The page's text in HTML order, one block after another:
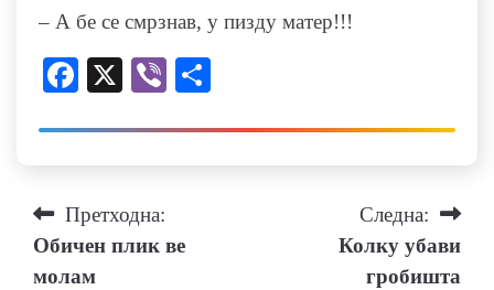
– А бе се смрзнав, у пизду матер!!!
Facebook
X Viber
Навигација
на
Претходна:
Обичен плик ве
молам
Следна:
Колку убави
гробишта